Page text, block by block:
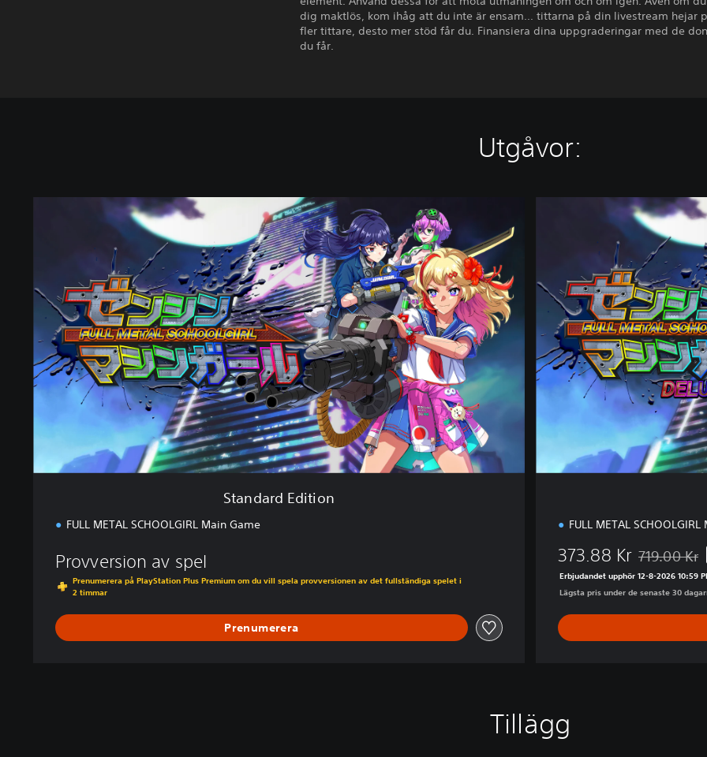
dig maktlös, kom ihåg att du inte är ensam... tittarna på din livestream hejar
fler tittare, desto mer stöd får du. Finansiera dina uppgraderingar med de
du får.
Utgåvor:
a
E
i
t
Standard Edition
FULL METAL SCHOOLGIRL Main Game
Provversion av spel
Prenumerera på PlayStation Plus Premium om du vill spela provversionen av det fullständiga spelet i
2 timmar
Prenumerera
e
t
i
o
FULL METAL
373.88 Kr Nedsatt från
719.00 Kr
Erbjudandet upphör 12-8-2026 10:59
Lägsta pris under de senaste 30
Tillägg